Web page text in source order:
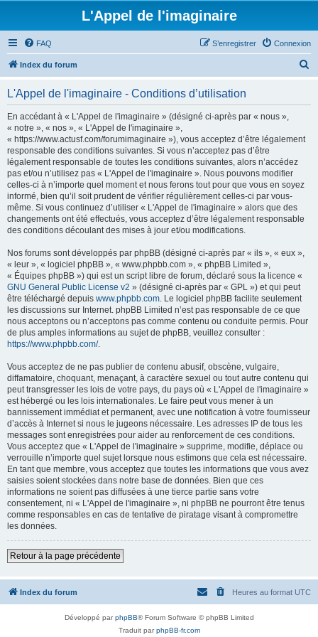
L'Appel de l'imaginaire
FAQ Connexion
S’enregistrer
Index du forum
L'Appel de l'imaginaire - Conditions d’utilisation
En accédant à « L'Appel de l'imaginaire » (désigné ci-après par « nous »,
« notre », « nos », « L'Appel de l'imaginaire »,
« https://www.actusf.com/forumimaginaire »), vous acceptez d’être légalement
responsable des conditions suivantes. Si vous n’acceptez pas d’être
légalement responsable de toutes les conditions suivantes, alors n’accédez
pas et/ou n’utilisez pas « L'Appel de l'imaginaire ». Nous pouvons modifier
celles-ci à n’importe quel moment et nous ferons tout pour que vous en soyez
informé, bien qu’il soit prudent de vérifier régulièrement celles-ci par vous-
même. Si vous continuez d’utiliser « L'Appel de l'imaginaire » alors que des
changements ont été effectués, vous acceptez d’être légalement responsable
des conditions découlant des mises à jour et/ou modifications.
Nos forums sont développés par phpBB (désigné ci-après par « ils », « eux »,
« leur », « logiciel phpBB », « www.phpbb.com », « phpBB Limited »,
« Équipes phpBB ») qui est un script libre de forum, déclaré sous la licence «
GNU General Public License v2 » (désigné ci-après par « GPL ») et qui peut
être téléchargé depuis www.phpbb.com. Le logiciel phpBB facilite seulement
les discussions sur Internet. phpBB Limited n’est pas responsable de ce que
nous acceptons ou n’acceptons pas comme contenu ou conduite permis. Pour
de plus amples informations au sujet de phpBB, veuillez consulter :
https://www.phpbb.com/.
Vous acceptez de ne pas publier de contenu abusif, obscène, vulgaire,
diffamatoire, choquant, menaçant, à caractère sexuel ou tout autre contenu qui
peut transgresser les lois de votre pays, du pays où « L'Appel de l'imaginaire »
est hébergé ou les lois internationales. Le faire peut vous mener à un
bannissement immédiat et permanent, avec une notification à votre fournisseur
d’accès à Internet si nous le jugeons nécessaire. Les adresses IP de tous les
messages sont enregistrées pour aider au renforcement de ces conditions.
Vous acceptez que « L'Appel de l'imaginaire » supprime, modifie, déplace ou
verrouille n’importe quel sujet lorsque nous estimons que cela est nécessaire.
En tant que membre, vous acceptez que toutes les informations que vous avez
saisies soient stockées dans notre base de données. Bien que ces
informations ne soient pas diffusées à une tierce partie sans votre
consentement, ni « L'Appel de l'imaginaire », ni phpBB ne pourront être tenus
comme responsables en cas de tentative de piratage visant à compromettre
les données.
Retour à la page précédente
Index du forum Heures au format UTC
Développé parphpBB® Forum Software © phpBB Limited
Traduit parphpBB-fr.com